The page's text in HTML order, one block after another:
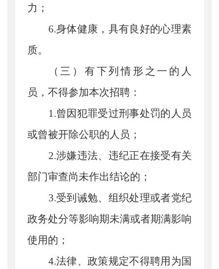
力；
6.身体健康，具有良好的心理素
质。
（三 ）有下列情形之一的人
员，不得参加本次招聘 ：
1.曾因犯罪受过刑事处罚的人员
或曾被开除公职的人员；
2.涉嫌违法、违纪正在接受有关
部门审查尚未作出结论的；
3.受到诫勉、组织处理或者党纪
政务处分等影响期未满或者期满影响
使用的；
4.法律、政策规定不得聘用为 国